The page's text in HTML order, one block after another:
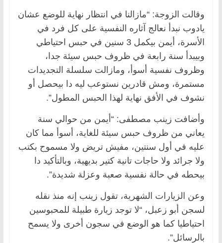
وقالت الزوجة: “مازالنا في انتظار نهاية للوضع عشان
يادوب نبدأ نعالج آثاره النفسية على كل فرد في
الأسرة، أيمن بيكمل 3 سنين في حبس احتياطي
وبيبدأ سنة رابعة في ظروف حبس سيئة جدا،
وظروف نفسية أسوأ، ومازالت سلسلة التجديدات
مستمرة، ومش قادرين نستوعب ليه دا بيحصل أو
نشوف في الأفق نهاية لهذا الحبس المطول”.
وأضافت زينب مصطفى: “أيمن من حوالي سنة
يعاني من ظروف حبس سيئة للغاية، أسوأ مما كان
عليه في أول سنتين، مفيش تريض ولا مسموح بكتب
ولا جرائد ولا حاجات تانية كتير بديهية، وبالتأكيد دا
بيحطه في حالة نفسية صعبة وعزلة شديدة”.
وعن الزيارات الشهرية، تقول زينب إنه منذ نقله
لسجن أبو زعبل، “لا توجد زيارة طبيلة للمحبوسين
احتياطيا كما هو الوضع في سجون أخرى ولا يسمح
بالرسائل”.